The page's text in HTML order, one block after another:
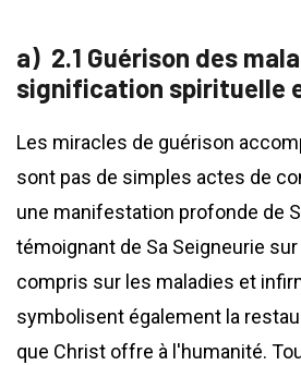
2.1 Guérison des
signification spirituelle
Les miracles de guérison
sont pas de simples actes de
une manifestation profonde de
témoignant de Sa Seigneurie
compris sur les maladies et
symbolisent également la
que Christ offre à l'humanité.